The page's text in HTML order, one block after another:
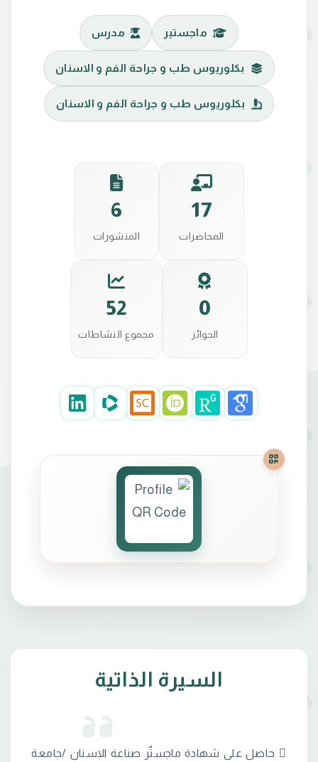
ماجستير مدرس
بكلوريوس طب و جراحة الفم و الاسنان
بكلوريوس طب و جراحة الفم و الاسنان
17
المحاضرات
6
المنشورات
0
الجوائز
52
مجموع النشاطات
السيرة الذاتية
 حاصل على شهادة ماجستٌر صناعة الاسنان /جامعة